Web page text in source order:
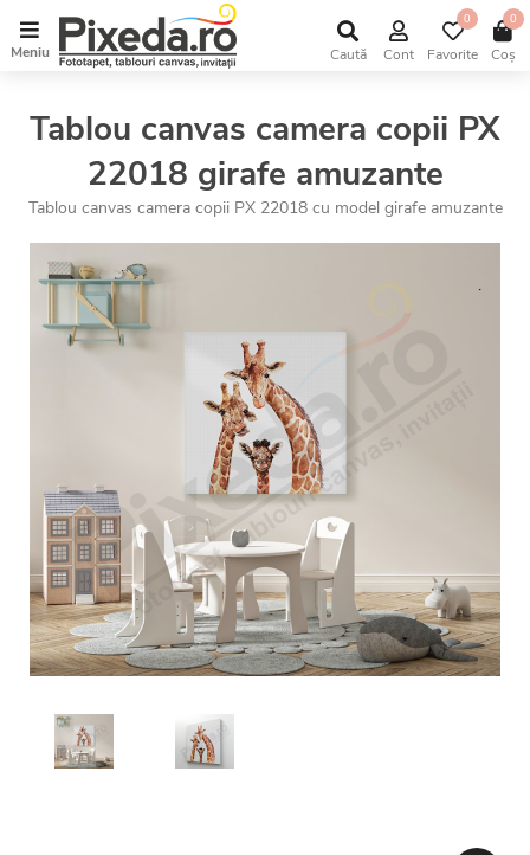
Meniu Caută Cont Favorite
0
Coș
0
Tablou canvas camera copii PX
22018 girafe amuzante
Tablou canvas camera copii PX 22018 cu model girafe amuzante